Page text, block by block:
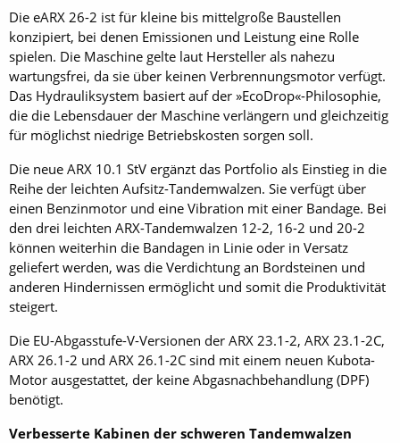
Die eARX 26-2 ist für kleine bis mittelgroße Baustellen
konzipiert, bei denen Emissionen und Leistung eine Rolle
spielen. Die Maschine gelte laut Hersteller als nahezu
wartungsfrei, da sie über keinen Verbrennungsmotor verfügt.
Das Hydrauliksystem basiert auf der »EcoDrop«-Philosophie,
die die Lebensdauer der Maschine verlängern und gleichzeitig
für möglichst niedrige Betriebskosten sorgen soll.
Die neue ARX 10.1 StV ergänzt das Portfolio als Einstieg in die
Reihe der leichten Aufsitz-Tandemwalzen. Sie verfügt über
einen Benzinmotor und eine Vibration mit einer Bandage. Bei
den drei leichten ARX-Tandemwalzen 12-2, 16-2 und 20-2
können weiterhin die Bandagen in Linie oder in Versatz
geliefert werden, was die Verdichtung an Bordsteinen und
anderen Hindernissen ermöglicht und somit die Produktivität
steigert.
Die EU-Abgasstufe-V-Versionen der ARX 23.1-2, ARX 23.1-2C,
ARX 26.1-2 und ARX 26.1-2C sind mit einem neuen Kubota-
Motor ausgestattet, der keine Abgasnachbehandlung (DPF)
benötigt.
Verbesserte Kabinen der schweren Tandemwalzen